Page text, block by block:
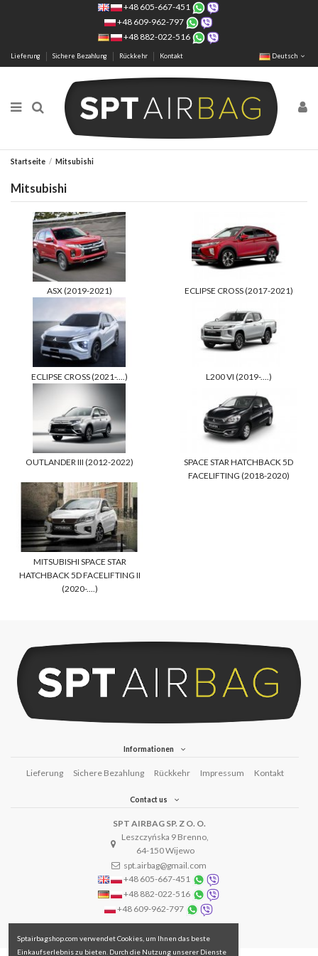
+48 605-667-451
+48 609-962-797
+48 882-022-516
Lieferung Sichere Bezahlung Rückkehr Kontakt Deutsch
Startseite Mitsubishi
Mitsubishi
ASX (2019-2021) ECLIPSE CROSS (2017-2021)
ECLIPSE CROSS (2021-....) L200 VI (2019-....)
OUTLANDER III (2012-2022)
SPACE STAR HATCHBACK 5D
FACELIFTING (2018-2020)
MITSUBISHI SPACE STAR
HATCHBACK 5D FACELIFTING II
(2020-....)
Informationen
Lieferung Sichere Bezahlung Rückkehr Impressum Kontakt
Contact us
SPT AIRBAG SP. Z O. O.
Leszczyńska 9 Brenno,
64-150 Wijewo
spt.airbag@gmail.com
+48 605-667-451
+48 882-022-516
+48 609-962-797
Sptairbagshop.com verwendet Cookies, um Ihnen das beste
Einkaufserlebnis zu bieten. Durch die Nutzung unserer Dienste